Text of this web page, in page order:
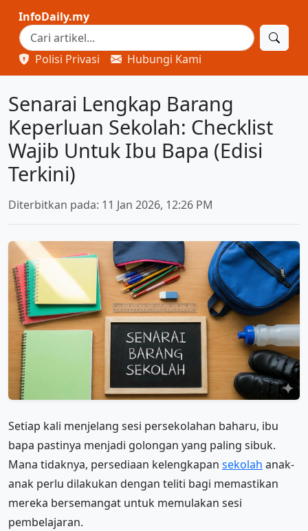
InfoDaily.my
Polisi Privasi Hubungi Kami
Senarai Lengkap Barang
Keperluan Sekolah: Checklist
Wajib Untuk Ibu Bapa (Edisi
Terkini)
Diterbitkan pada: 11 Jan 2026, 12:26 PM
Setiap kali menjelang sesi persekolahan baharu, ibu
bapa pastinya menjadi golongan yang paling sibuk.
Mana tidaknya, persediaan kelengkapan sekolah anak-
anak perlu dilakukan dengan teliti bagi memastikan
mereka bersemangat untuk memulakan sesi
pembelajaran.